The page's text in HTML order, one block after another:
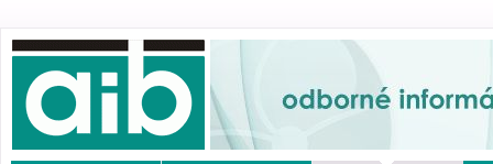
Odborné informácie. Online.